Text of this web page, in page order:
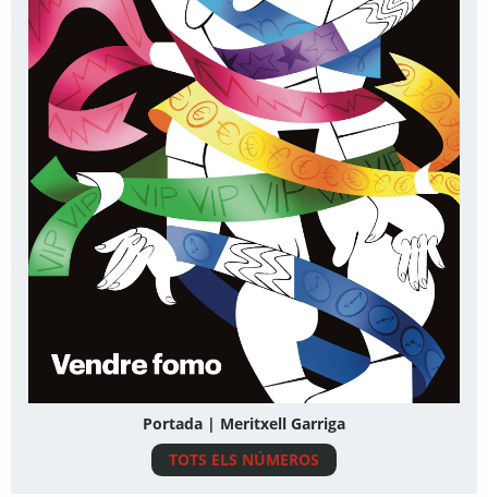
Portada | Meritxell Garriga
TOTS ELS NÚMEROS